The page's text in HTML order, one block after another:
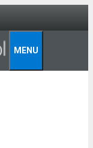
MENU